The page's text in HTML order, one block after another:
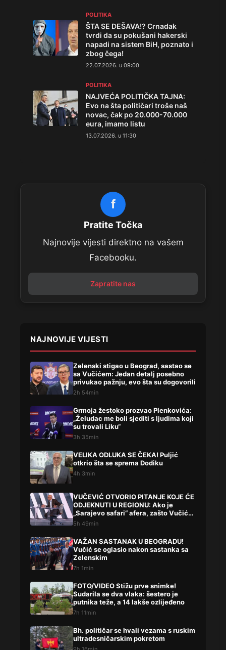
POLITIKA
ŠTA SE DEŠAVA!? Crnadak
tvrdi da su pokušani hakerski
napadi na sistem BiH, poznato i
zbog čega!
22.07.2026. u 09:00
POLITIKA
NAJVEĆA POLITIČKA TAJNA:
Evo na šta političari troše naš
novac, čak po 20.000-70.000
eura, imamo listu
13.07.2026. u 11:30
f
Pratite Točka
Najnovije vijesti direktno na vašem
Facebooku.
Zapratite nas
NAJNOVIJE VIJESTI
Zelenski stigao u Beograd, sastao se
sa Vučićem: Jedan detalj posebno
privukao pažnju, evo šta su dogovorili
2h 54min
Grmoja žestoko prozvao Plenkovića:
„Želudac me boli sjediti s ljudima koji
su trovali Liku“
3h 35min
VELIKA ODLUKA SE ČEKA! Puljić
otkrio šta se sprema Dodiku
4h 3min
VUČEVIĆ OTVORIO PITANJE KOJE ĆE
ODJEKNUTI U REGIONU: Ako je
„Sarajevo safari“ afera, zašto Vučića
niste procesuirali?!
5h 49min
VAŽAN SASTANAK U BEOGRADU!
Vučić se oglasio nakon sastanka sa
Zelenskim
7h 1min
FOTO/VIDEO Stižu prve snimke!
Sudarila se dva vlaka: šestero je
putnika teže, a 14 lakše ozlijeđeno
7h 11min
Bh. političar se hvali vezama s ruskim
ultradesničarskim pokretom